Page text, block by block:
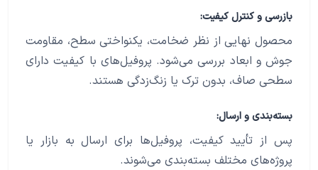
بازرسی و کنترل کیفیت:
محصول نهایی از نظر ضخامت، یکنواختی سطح، مقاومت
جوش و ابعاد بررسی می‌شود. پروفیل‌های با کیفیت دارای
سطحی صاف، بدون ترک یا زنگ‌زدگی هستند.
بسته‌بندی و ارسال:
پس از تأیید کیفیت، پروفیل‌ها برای ارسال به بازار یا
پروژه‌های مختلف بسته‌بندی می‌شوند.